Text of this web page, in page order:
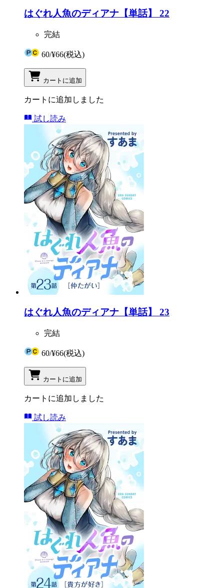
はぐれ人魚のディアナ【単話】 22
完結
60/¥66(税込)
カートに追加
カートに追加しました
試し読み
はぐれ人魚のディアナ【単話】 23
完結
60/¥66(税込)
カートに追加
カートに追加しました
試し読み